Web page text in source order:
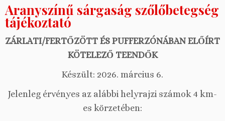
Aranyszínű sárgaság szőlőbetegség
tájékoztató
ZÁRLATI/FERTŐZÖTT ÉS PUFFERZÓNÁBAN ELŐÍRT
KÖTELEZŐ TEENDŐK
Készült: 2026. március 6.
Jelenleg érvényes az alábbi helyrajzi számok 4 km-
es körzetében: